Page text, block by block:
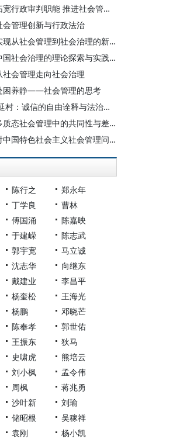
江必新：拓宽行政审判职能 推进社会管理创新——行政审判在社会管理创新中的角色思考
会管理创新与行政法治
魏礼群：实现从社会管理到社会治理的新飞跃
燕继荣：中国社会治理的理论探索与实践创新
社会管理走向社会治理
困养静——社会管理的思考
付子堂 类延村：诚信的自由诠释与法治规训
乔耀章：多质态社会管理中的共同性与差异性
乔耀章：对中国特色社会主义社会管理问题的新认识
陈行之
郑永年
丁学良
曹林
傅国涌
陈嘉映
于建嵘
陈志武
郭宇宽
马立诚
沈志华
向继东
戴建业
李昌平
杨奎松
王海光
杨鹏
邓晓芒
陈奉孝
郭世佑
王振东
狄马
史啸虎
熊培云
刘小枫
孟令伟
周枫
蒋兆勇
沙叶新
刘瑜
储昭根
吴稼祥
袁刚
杨小凯